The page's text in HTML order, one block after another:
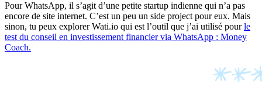
Pour WhatsApp, il s’agit d’une petite startup indienne qui n’a pas
encore de site internet. C’est un peu un side project pour eux. Mais
sinon, tu peux explorer Wati.io qui est l’outil que j’ai utilisé pourle
test du conseil en investissement financier via WhatsApp : Money
Coach.